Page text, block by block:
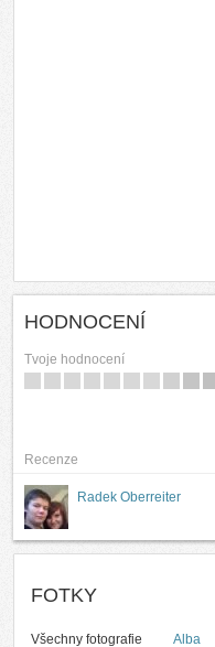
HODNOCENÍ
Tvoje hodnocení
Recenze
Radek Oberreiter
FOTKY
Všechny fotografie Alba